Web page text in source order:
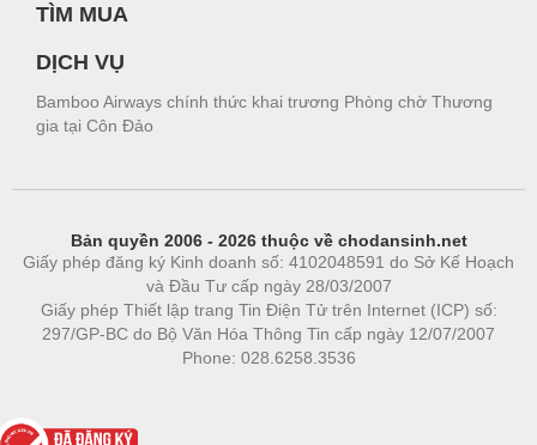
TÌM MUA
DỊCH VỤ
Bamboo Airways chính thức khai trương Phòng chờ Thương
gia tại Côn Đảo
Bản quyền 2006 - 2026 thuộc về chodansinh.net
Giấy phép đăng ký Kinh doanh số: 4102048591 do Sở Kế Hoạch
và Đầu Tư cấp ngày 28/03/2007
Giấy phép Thiết lập trang Tin Điện Tử trên Internet (ICP) số:
297/GP-BC do Bộ Văn Hóa Thông Tin cấp ngày 12/07/2007
Phone: 028.6258.3536